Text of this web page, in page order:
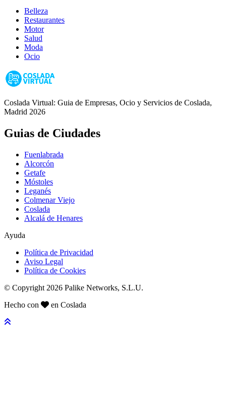
Belleza
Restaurantes
Motor
Salud
Moda
Ocio
Coslada Virtual: Guia de Empresas, Ocio y Servicios de Coslada,
Madrid 2026
Guias de Ciudades
Fuenlabrada
Alcorcón
Getafe
Móstoles
Leganés
Colmenar Viejo
Coslada
Alcalá de Henares
Ayuda
Política de Privacidad
Aviso Legal
Política de Cookies
© Copyright 2026 Palike Networks, S.L.U.
Hecho con
en Coslada